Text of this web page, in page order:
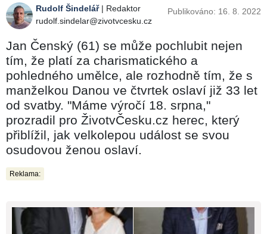
Rudolf Šindelář| Redaktor
rudolf.sindelar@zivotvcesku.cz
Publikováno: 16. 8. 2022
Jan Čenský (61) se může pochlubit nejen
tím, že platí za charismatického a
pohledného umělce, ale rozhodně tím, že s
manželkou Danou ve čtvrtek oslaví již 33 let
od svatby. "Máme výročí 18. srpna,"
prozradil pro ŽivotvČesku.cz herec, který
přiblížil, jak velkolepou událost se svou
osudovou ženou oslaví.
Reklama: